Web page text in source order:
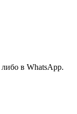
в WhatsApp.